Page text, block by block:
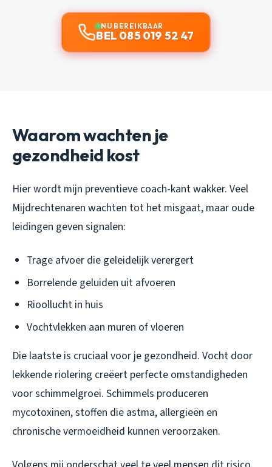
NU BEREIKBAAR
BEL 085 019 52 47
Waarom wachten je
gezondheid kost
Hier wordt mijn preventieve coach-kant wakker. Veel
Mijdrechtenaren wachten tot het misgaat, maar oude
leidingen geven signalen:
Trage afvoer die geleidelijk verergert
Borrelende geluiden uit afvoeren
Rioollucht in huis
Vochtvlekken aan muren of vloeren
Die laatste is cruciaal voor je gezondheid. Vocht door
lekkende riolering creëert perfecte omstandigheden
voor schimmelgroei. Schimmels produceren
mycotoxinen, stoffen die astma, allergieën en
chronische vermoeidheid kunnen veroorzaken.